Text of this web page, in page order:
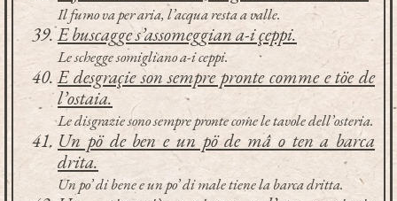
Il fumo va per aria, l’acqua resta a valle.
E buscagge s’assomeggian a-i çeppi.
Le schegge somigliano a-i ceppi.
E desgraçie son sempre pronte comme e töe de
l’ostaia.
Le disgrazie sono sempre pronte come le tavole dell’osteria.
Un pö de ben e un pö de mâ o ten a barca
drita.
Un po’ di bene e un po’ di male tiene la barca dritta.